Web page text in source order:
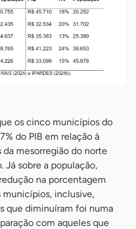
os cinco municípios do
do PIB em relação à
da mesorregião do norte
Já sobre a população,
na porcentagem
municípios, inclusive,
que diminuíram foi numa
com aqueles que